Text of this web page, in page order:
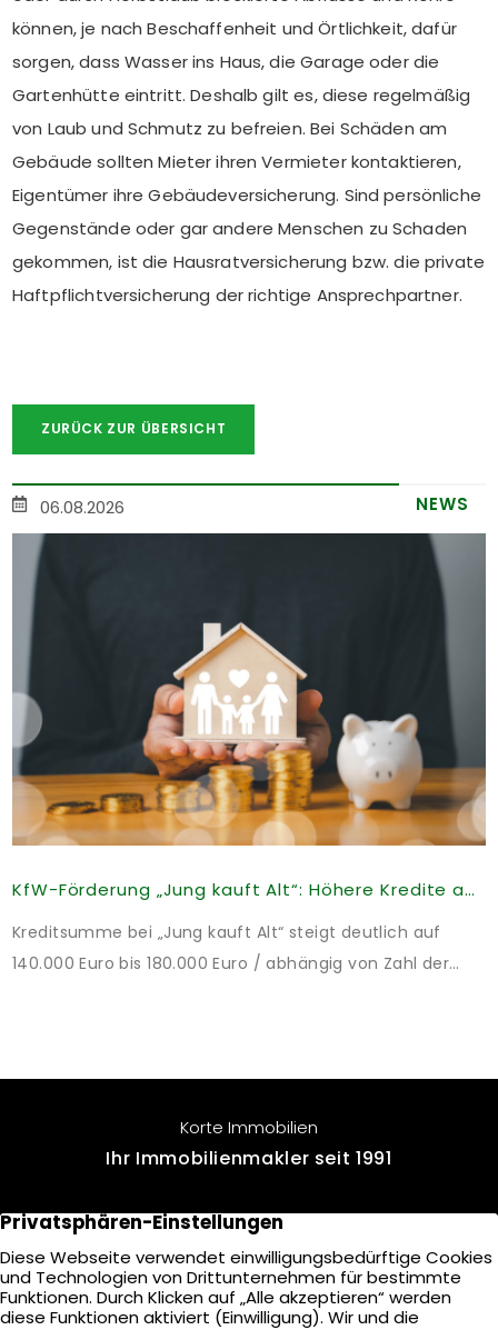
können, je nach Beschaffenheit und Örtlichkeit, dafür
sorgen, dass Wasser ins Haus, die Garage oder die
Gartenhütte eintritt. Deshalb gilt es, diese regelmäßig
von Laub und Schmutz zu befreien. Bei Schäden am
Gebäude sollten Mieter ihren Vermieter kontaktieren,
Eigentümer ihre Gebäudeversicherung. Sind persönliche
Gegenstände oder gar andere Menschen zu Schaden
gekommen, ist die Hausratversicherung bzw. die private
Haftpflichtversicherung der richtige Ansprechpartner.
ZURÜCK ZUR ÜBERSICHT
06.08.2026 NEWS
KfW-Förderung „Jung kauft Alt“: Höhere Kredite ab August 2026
Kreditsumme bei „Jung kauft Alt“ steigt deutlich auf
140.000 Euro bis 180.000 Euro / abhängig von Zahl der
Monaten nach Förderzusage / Sanierung in
Einzelmaßnahmen […]
Korte Immobilien
Ihr Immobilienmakler seit 1991
Voßkamp 10
22457 Hamburg
+49 40 - 571 900 90